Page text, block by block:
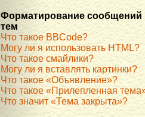
Форматирование сообщений
тем
Что такое BBCode?
Могу ли я использовать HTML?
Что такое смайлики?
Могу ли я вставлять картинки?
Что такое «Объявление»?
Что такое «Прилепленная
Что значит «Тема закрыта»?